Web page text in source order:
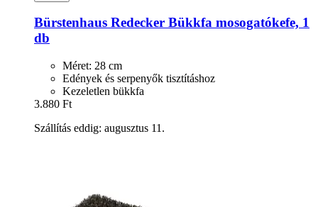
Bürstenhaus Redecker Bükkfa mosogatókefe, 1
db
Méret: 28 cm
Edények és serpenyők tisztításhoz
Kezeletlen bükkfa
3.880 Ft
Szállítás eddig: augusztus 11.